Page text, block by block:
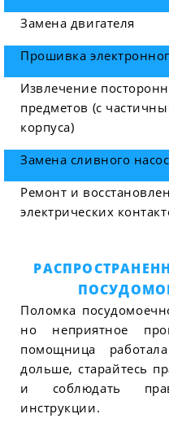
Замена двигателя
Прошивка
Извлечение
предметов (с
корпуса)
Замена сливного
Ремонт и
электрических
Поломка
но неприятное
помощница
дольше, старайтесь
и соблюдать
инструкции.